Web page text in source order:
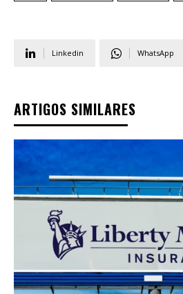
Linkedin WhatsApp
ARTIGOS SIMILARES